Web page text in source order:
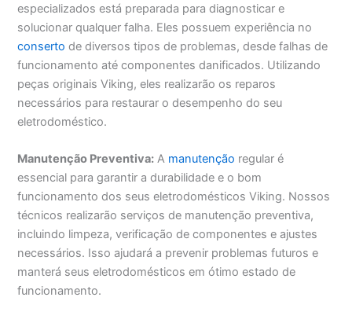
especializados está preparada para diagnosticar e
solucionar qualquer falha. Eles possuem experiência no
conserto de diversos tipos de problemas, desde falhas de
funcionamento até componentes danificados. Utilizando
peças originais Viking, eles realizarão os reparos
necessários para restaurar o desempenho do seu
eletrodoméstico.
Manutenção Preventiva: A manutenção regular é
essencial para garantir a durabilidade e o bom
funcionamento dos seus eletrodomésticos Viking. Nossos
técnicos realizarão serviços de manutenção preventiva,
incluindo limpeza, verificação de componentes e ajustes
necessários. Isso ajudará a prevenir problemas futuros e
manterá seus eletrodomésticos em ótimo estado de
funcionamento.